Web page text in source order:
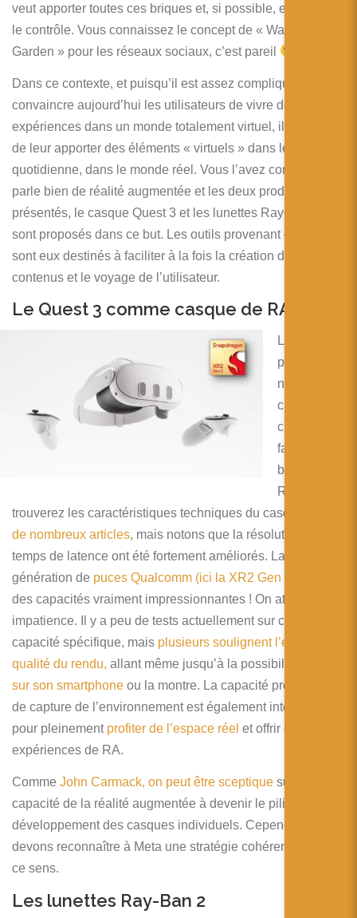
veut apporter toutes ces briques et, si possible, en garder
le contrôle. Vous connaissez le concept de « Walled
Garden » pour les réseaux sociaux, c’est pareil
Dans ce contexte, et puisqu’il est assez compliqué de
convaincre aujourd’hui les utilisateurs de vivre de longues
expériences dans un monde totalement virtuel, il convient
de leur apporter des éléments « virtuels » dans leur vie
quotidienne, dans le monde réel. Vous l’avez compris, on
parle bien de réalité augmentée et les deux produits
présentés, le casque Quest 3 et les lunettes Ray-Ban 2
sont proposés dans ce but. Les outils provenant de l’IA
sont eux destinés à faciliter à la fois la création de
contenus et le voyage de l’utilisateur.
Le Quest 3 comme casque de RA
La
présentatio
n du
casque a
clairement
fait la part
belle à la
RA. Vous
trouverez les caractéristiques techniques du casque
de nombreux articles, mais notons que la résolution et le
temps de latence ont été fortement améliorés. La nouvelle
génération de puces Qualcomm (ici la XR2 Gen 2)
des capacités vraiment impressionnantes ! On attend avec
impatience. Il y a peu de tests actuellement sur cette
capacité spécifique, mais plusieurs soulignent l’excellente
qualité du rendu, allant même jusqu’à la possibilité
sur son smartphone ou la montre. La capacité présentée
de capture de l’environnement est également intéressante
pour pleinement profiter de l’espace réel et offrir de vraies
expériences de RA.
Comme John Carmack, on peut être sceptique sur la
capacité de la réalité augmentée à devenir le pilier de
développement des casques individuels. Cependant, nous
devons reconnaître à Meta une stratégie cohérente dans
ce sens.
Les lunettes Ray-Ban 2